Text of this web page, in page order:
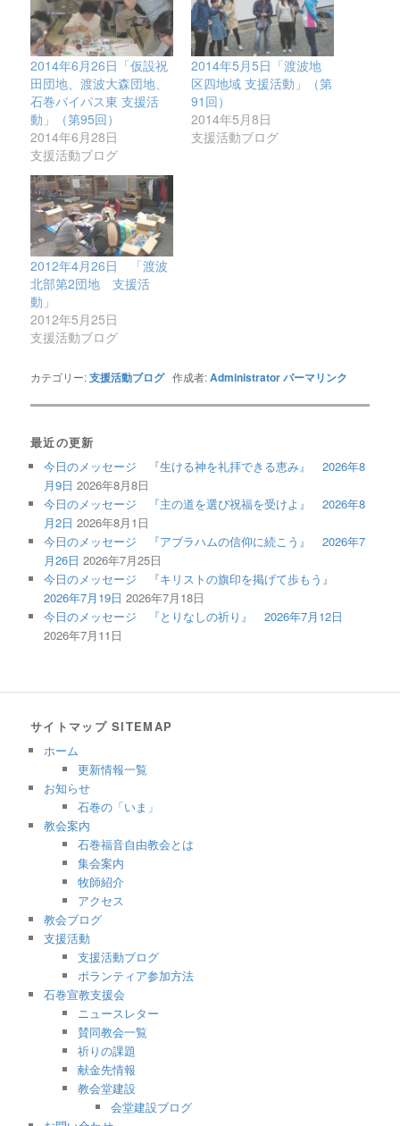
2014年6月26日「仮設祝
田団地、渡波大森団地、
石巻バイパス東 支援活
動」（第95回）
2014年6月28日
支援活動ブログ
2014年5月5日「渡波地
区四地域 支援活動」（第
91回）
2014年5月8日
支援活動ブログ
2012年4月26日 「渡波
北部第2団地 支援活
動」
2012年5月25日
支援活動ブログ
カテゴリー:支援活動ブログ作成者:Administratorパーマリンク
最近の更新
今日のメッセージ 『生ける神を礼拝できる恵み』 2026年8
月9日 2026年8月8日
今日のメッセージ 『主の道を選び祝福を受けよ』 2026年8
月2日 2026年8月1日
今日のメッセージ 『アブラハムの信仰に続こう』 2026年7
月26日 2026年7月25日
今日のメッセージ 『キリストの旗印を掲げて歩もう』
2026年7月19日 2026年7月18日
今日のメッセージ 『とりなしの祈り』 2026年7月12日
2026年7月11日
サイトマップ SITEMAP
ホーム
更新情報一覧
お知らせ
石巻の「いま」
教会案内
石巻福音自由教会とは
集会案内
牧師紹介
アクセス
教会ブログ
支援活動
支援活動ブログ
ボランティア参加方法
石巻宣教支援会
ニュースレター
賛同教会一覧
祈りの課題
献金先情報
教会堂建設
会堂建設ブログ